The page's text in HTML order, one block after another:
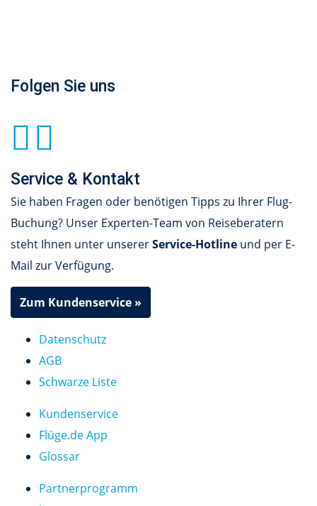
Folgen Sie uns
Service & Kontakt
Sie haben Fragen oder benötigen Tipps zu Ihrer Flug-
Buchung? Unser Experten-Team von Reiseberatern
steht Ihnen unter unsererService-Hotline und per E-
Mail zur Verfügung.
Zum Kundenservice »
Datenschutz
AGB
Schwarze Liste
Kundenservice
Flüge.de App
Glossar
Partnerprogramm